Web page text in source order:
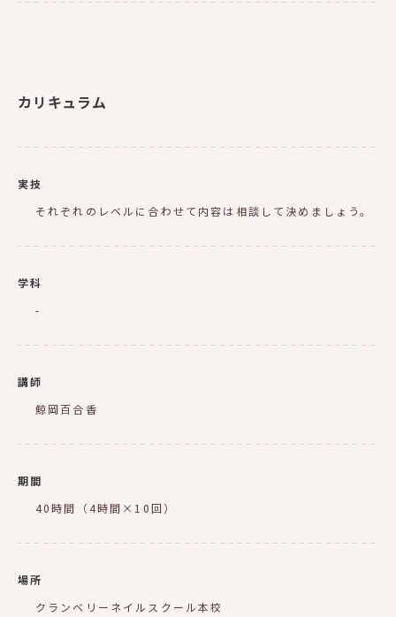
カリキュラム
実技
それぞれのレベルに合わせて内容は相談して決めましょう。
学科
-
講師
鯨岡百合香
期間
40時間（4時間×10回）
場所
クランベリーネイルスクール本校